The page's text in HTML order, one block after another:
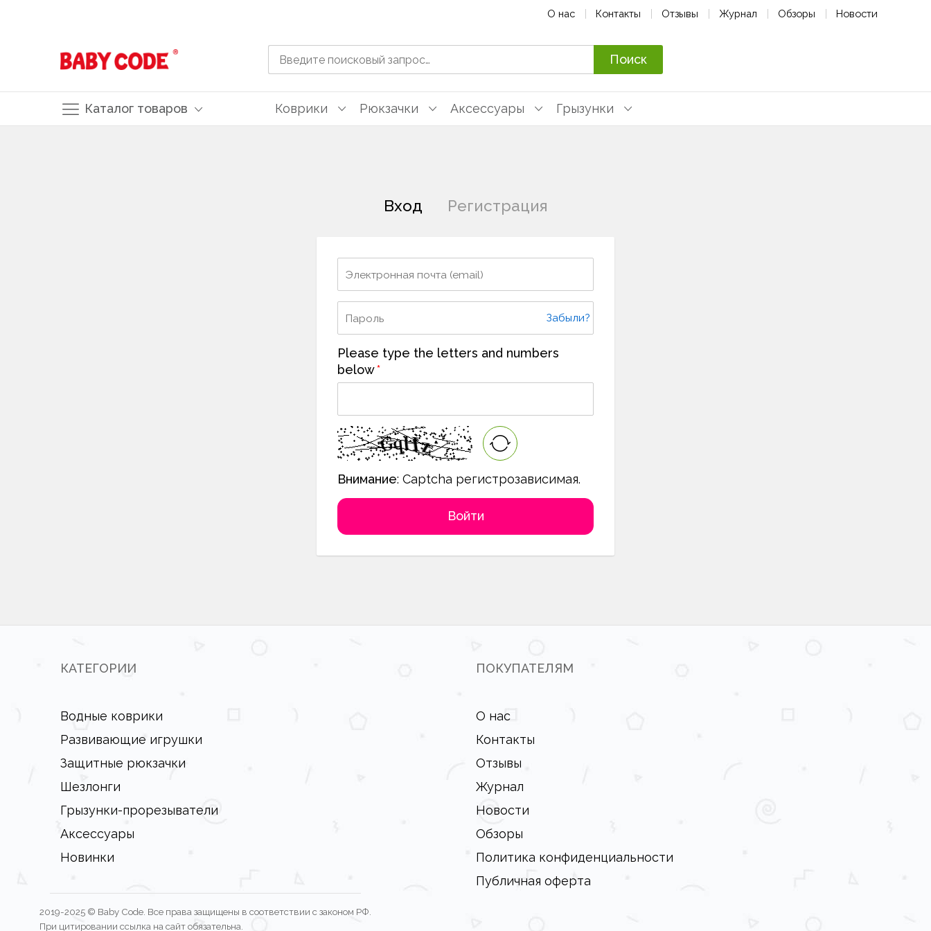
О нас Контакты Отзывы Журнал Обзоры Новости
Каталог товаров
Поиск
Коврики Рюкзачки Аксессуары
Грызунки
Вход Регистрация
Забыли?
Please type the letters and numbers
below
Внимание: Captcha регистрозависимая.
Войти
КАТЕГОРИИ
Водные коврики
Развивающие игрушки
Защитные рюкзачки
Шезлонги
Грызунки-прорезыватели
Аксессуары
Новинки
ПОКУПАТЕЛЯМ
О нас
Контакты
Отзывы
Журнал
Новости
Обзоры
Политика конфиденциальности
Публичная оферта
2019-2025 © Baby Code. Все права защищены в соответствии с законом РФ.
При цитировании ссылка на сайт обязательна.